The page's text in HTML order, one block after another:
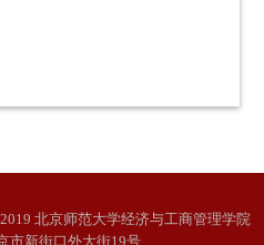
北京师范大学经济与工商管理学院
市新街口外大街19号